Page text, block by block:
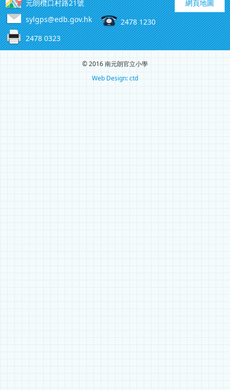
網頁地圖
元朗欖口村路21號
sylgps@edb.gov.hk
2478 1230
2478 0323
© 2016 南元朗官立小學
Web Design: ctd